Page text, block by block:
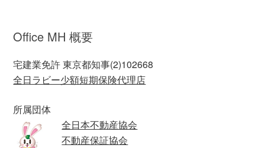
Office MH 概要
宅建業免許 東京都知事(2)102668
全日ラビー少額短期保険代理店
所属団体
全日本不動産協会
不動産保証協会